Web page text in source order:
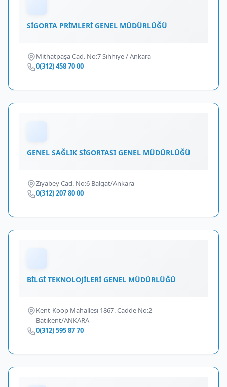
SİGORTA PRİMLERİ GENEL MÜDÜRLÜĞÜ
Mithatpaşa Cad. No:7 Sıhhiye / Ankara
0(312) 458 70 00
GENEL SAĞLIK SİGORTASI GENEL MÜDÜRLÜĞÜ
Ziyabey Cad. No:6 Balgat/Ankara
0(312) 207 80 00
BİLGİ TEKNOLOJİLERİ GENEL MÜDÜRLÜĞÜ
Kent-Koop Mahallesi 1867. Cadde No:2
Batıkent/ANKARA
0(312) 595 87 70